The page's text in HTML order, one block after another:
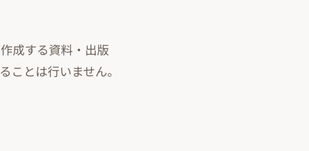
成する資料・出版
ことは行いません。